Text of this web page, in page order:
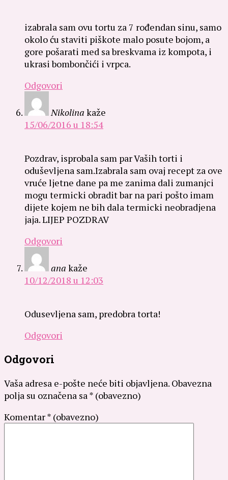
izabrala sam ovu tortu za 7 rođendan sinu, samo
okolo ću staviti piškote malo posute bojom, a
gore pošarati med sa breskvama iz kompota, i
ukrasi bombončići i vrpca.
Odgovori
Nikolina kaže
15/06/2016 u 18:54
Pozdrav, isprobala sam par Vaših torti i
oduševljena sam.Izabrala sam ovaj recept za ove
vruće ljetne dane pa me zanima dali zumanjci
mogu termicki obradit bar na pari pošto imam
dijete kojem ne bih dala termicki neobradjena
jaja. LIJEP POZDRAV
Odgovori
ana kaže
10/12/2018 u 12:03
Odusevljena sam, predobra torta!
Odgovori
Odgovori
Vaša adresa e-pošte neće biti objavljena. Obavezna
polja su označena sa * (obavezno)
Komentar* (obavezno)